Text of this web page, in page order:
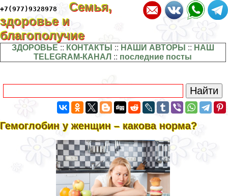
+7(977)9328978
Семья,
здоровье и
благополучие
ЗДОРОВЬЕ :: КОНТАКТЫ :: НАШИ АВТОРЫ :: НАШ
TELEGRAM-КАНАЛ :: последние посты
Гемоглобин у женщин – какова норма?